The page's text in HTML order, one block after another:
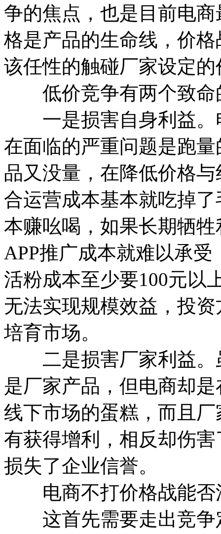
争的焦点，也是目前电
格是产品的生命线，价
该任性的触碰厂家设定
低价竞争有两个致
一是损害自身利益。
在面临的严重问题是跑
品又没量，在降低价格
合运营成本基本就吃掉
本赚吆喝，如果长期牺
APP推广成本就难以承
活粉成本至少要100元以
无法实现规模效益，投
培育市场。
二是损害厂家利益。
是厂家产品，但电商却
线下市场的蛋糕，而且
有获得增利，相反却伤
损失了企业信誉。
电商不打价格战能否
这首先需要走出竞争